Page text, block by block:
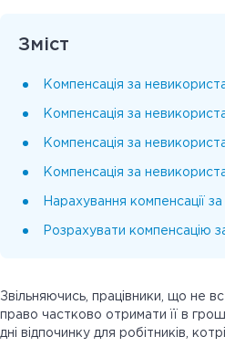
Зміст
Компенсація за
Компенсація за
Компенсація за
Компенсація за
Нарахування компенсації
Розрахувати компенсацію
Звільняючись, працівники, що не
право частково отримати її в
дні відпочинку для робітників,